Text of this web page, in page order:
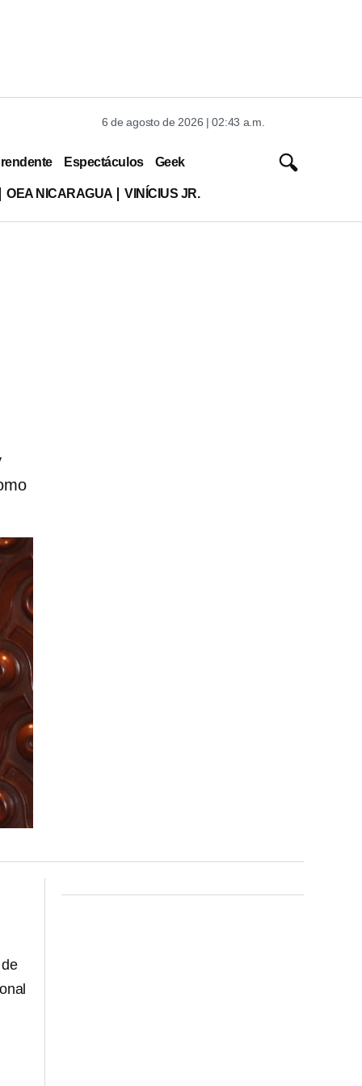
6 de agosto de 2026 | 02:43 a.m.
Espectáculos Geek
OEA NICARAGUA VINÍCIUS JR.